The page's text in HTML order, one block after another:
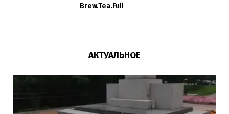
Brew.Tea.Full
АКТУАЛЬНОЕ